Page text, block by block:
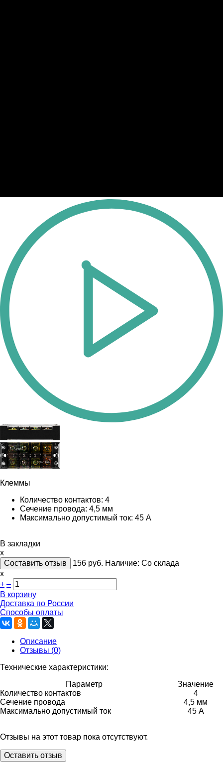
Клеммы
Количество контактов: 4
Сечение провода: 4,5 мм
Максимально допустимый ток: 45 А
В закладки
x
Составить отзыв
156 руб. Наличие: Со склада
х
+ –
В корзину
Доставка по России
Способы оплаты
Описание
Отзывы (0)
Технические характеристики:
Параметр
Значение
Количество контактов
4
Сечение провода
4,5 мм
Максимально допустимый ток
45 А
Отзывы на этот товар пока отсутствуют.
Оставить отзыв